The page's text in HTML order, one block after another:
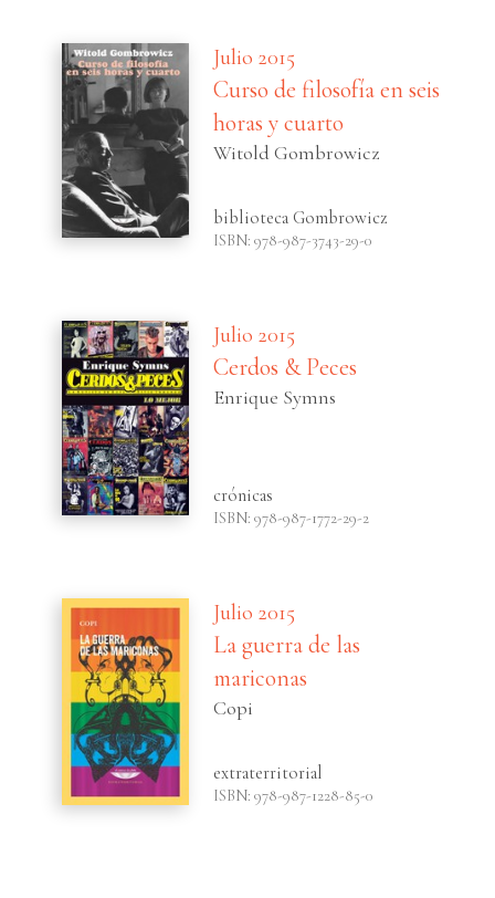
Julio 2015
Curso de filosofía en seis
horas y cuarto
Witold Gombrowicz
biblioteca Gombrowicz
ISBN: 978-987-3743-29-0
Julio 2015
Cerdos & Peces
Enrique Symns
crónicas
ISBN: 978-987-1772-29-2
Julio 2015
La guerra de las
mariconas
Copi
extraterritorial
ISBN: 978-987-1228-85-0